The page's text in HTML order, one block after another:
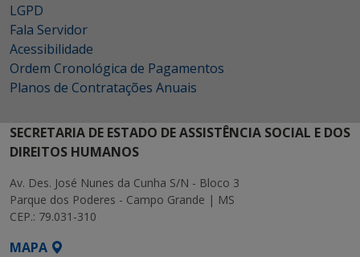
LGPD
Fala Servidor
Acessibilidade
Ordem Cronológica de Pagamentos
Planos de Contratações Anuais
SECRETARIA DE ESTADO DE ASSISTÊNCIA SOCIAL E DOS
DIREITOS HUMANOS
Av. Des. José Nunes da Cunha S/N - Bloco 3
Parque dos Poderes - Campo Grande | MS
CEP.: 79.031-310
MAPA